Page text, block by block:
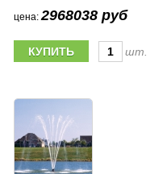
цена:2968038 руб
шт.